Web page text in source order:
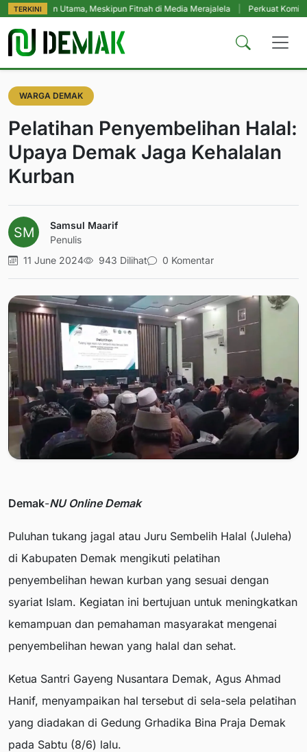
TERKINI
Utama, Meskipun Fitnah di Media Merajalela | Perkuat Komitmen
WARGA DEMAK
Pelatihan Penyembelihan Halal:
Upaya Demak Jaga Kehalalan
Kurban
Samsul Maarif
Penulis
11 June 2024
943 Dilihat 0 Komentar
Demak-NU Online Demak
Puluhan tukang jagal atau Juru Sembelih Halal (Juleha)
di Kabupaten Demak mengikuti pelatihan
penyembelihan hewan kurban yang sesuai dengan
syariat Islam. Kegiatan ini bertujuan untuk meningkatkan
kemampuan dan pemahaman masyarakat mengenai
penyembelihan hewan yang halal dan sehat.
Ketua Santri Gayeng Nusantara Demak, Agus Ahmad
Hanif, menyampaikan hal tersebut di sela-sela pelatihan
yang diadakan di Gedung Grhadika Bina Praja Demak
pada Sabtu (8/6) lalu.